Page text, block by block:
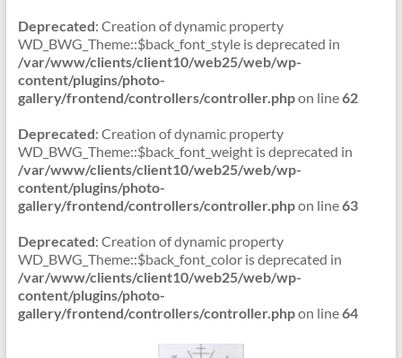
Deprecated: Creation of dynamic property
WD_BWG_Theme::$back_font_style is deprecated in
/var/www/clients/client10/web25/web/wp-
content/plugins/photo-
gallery/frontend/controllers/controller.phpon line62
Deprecated: Creation of dynamic property
WD_BWG_Theme::$back_font_weight is deprecated in
/var/www/clients/client10/web25/web/wp-
content/plugins/photo-
gallery/frontend/controllers/controller.phpon line63
Deprecated: Creation of dynamic property
WD_BWG_Theme::$back_font_color is deprecated in
/var/www/clients/client10/web25/web/wp-
content/plugins/photo-
gallery/frontend/controllers/controller.phpon line64